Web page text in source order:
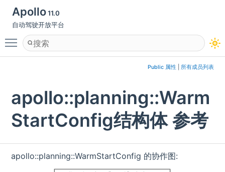
Apollo11.0
自动驾驶开放平台
Toggle main menu visibility
Public 属性 所有成员列表
apollo::planning::Warm
StartConfig结构体 参考
apollo::planning::WarmStartConfig 的协作图: